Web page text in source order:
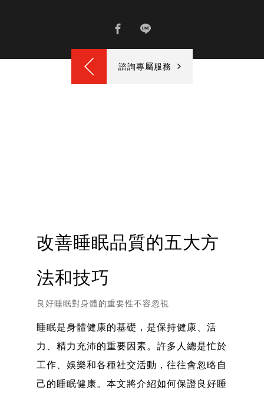
諮詢專屬服務
改善睡眠品質的五大方
法和技巧
良好睡眠對身體的重要性不容忽視
睡眠是身體健康的基礎，是保持健康、活
力、精力充沛的重要因素。許多人總是忙於
工作、娛樂和各種社交活動，往往會忽略自
己的睡眠健康。本文將介紹如何保證良好睡